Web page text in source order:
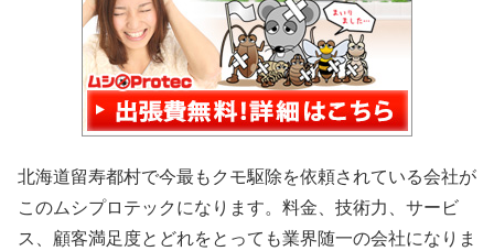
北海道留寿都村で今最もクモ駆除を依頼されている会社が
このムシプロテックになります。料金、技術力、サービ
ス、顧客満足度とどれをとっても業界随一の会社になりま